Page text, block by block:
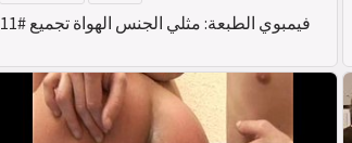
فيمبوي الطبعة: مثلي الجنس الهواة تجميع #11